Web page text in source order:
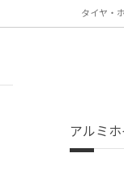
タイヤ・
アルミ